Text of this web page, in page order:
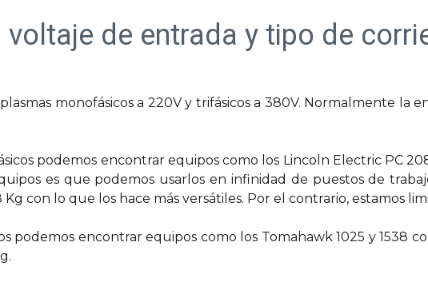
voltaje de entrada y tipo de
monofásicos a 220V y trifásicos a 380V. Normalmente la
podemos encontrar equipos como los Lincoln Electric PC
es que podemos usarlos en infinidad de puestos de
con lo que los hace más versátiles. Por el contrario, estamos
podemos encontrar equipos como los Tomahawk 1025 y 1538